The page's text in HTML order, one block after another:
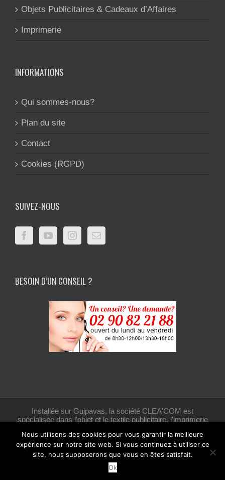
Objets Publicitaires & Cadeaux d’Affaires
Imprimerie
INFORMATIONS
Qui sommes-nous?
Plan du site
Contact
Cookies (RGPD)
SUIVEZ-NOUS
BESOIN D’UN CONSEIL ?
Installée sur Guipavas, la société CLEA'COM est
spécialisée dans l'objet et le textile publicitaire, l'imprimerie
Facebook
Nous utilisons des cookies pour vous garantir la meilleure
expérience sur notre site web. Si vous continuez à utiliser ce
site, nous supposerons que vous en êtes satisfait.
Ok